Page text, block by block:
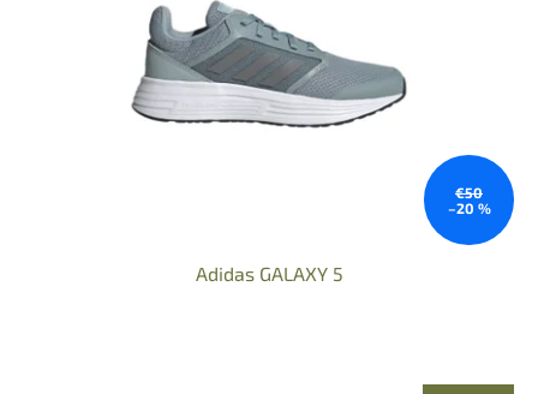
€50
–20 %
Adidas GALAXY 5